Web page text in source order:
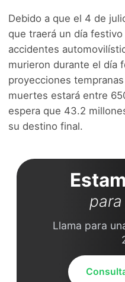
Debido a que el 4 de
que traerá un día
accidentes
murieron durante el día
proyecciones
muertes estará entre
espera que 43.2
su destino final.
Llama para